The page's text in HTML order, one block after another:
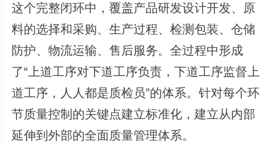
这个完整闭环中，覆盖产品研发设计开发、原
料的选择和采购、生产过程、检测包装、仓储
防护、物流运输、售后服务。全过程中形成
了“上道工序对下道工序负责，下道工序监督上
道工序，人人都是质检员”的体系。针对每个环
节质量控制的关键点建立标准化，建立从内部
延伸到外部的全面质量管理体系。